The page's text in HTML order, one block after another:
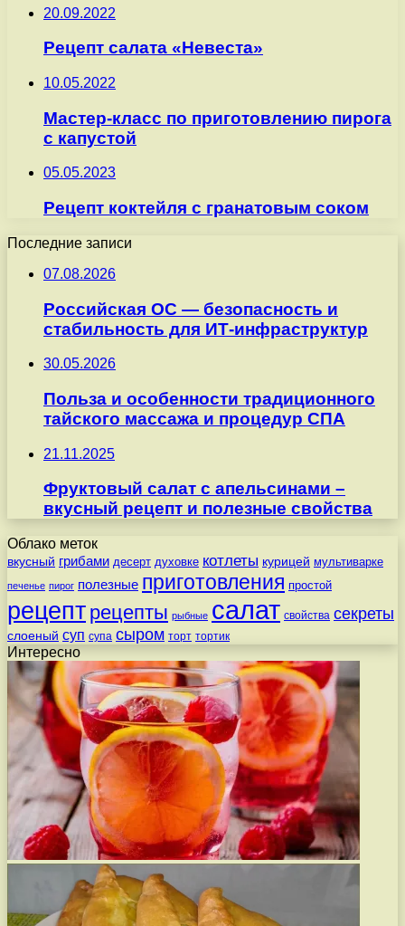
20.09.2022
Рецепт салата «Невеста»
10.05.2022
Мастер-класс по приготовлению пирога
с капустой
05.05.2023
Рецепт коктейля с гранатовым соком
Последние записи
07.08.2026
Российская ОС — безопасность и
стабильность для ИТ-инфраструктур
30.05.2026
Польза и особенности традиционного
тайского массажа и процедур СПА
21.11.2025
Фруктовый салат с апельсинами –
вкусный рецепт и полезные свойства
Облако меток
вкусный грибами десерт духовке котлеты курицей мультиварке
печенье пирог полезные приготовления простой
рецепт рецепты рыбные салат свойства секреты
слоеный суп супа сыром торт тортик
Интересно